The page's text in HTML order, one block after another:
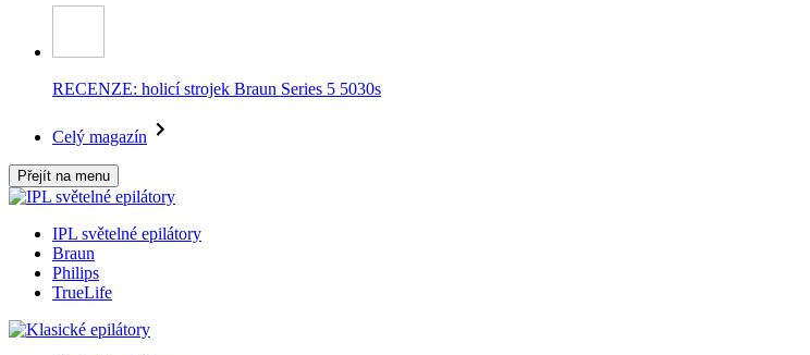
RECENZE: holicí strojek Braun Series 5 5030s
Celý magazín
Přejít na menu
IPL světelné epilátory
Braun
Philips
TrueLife